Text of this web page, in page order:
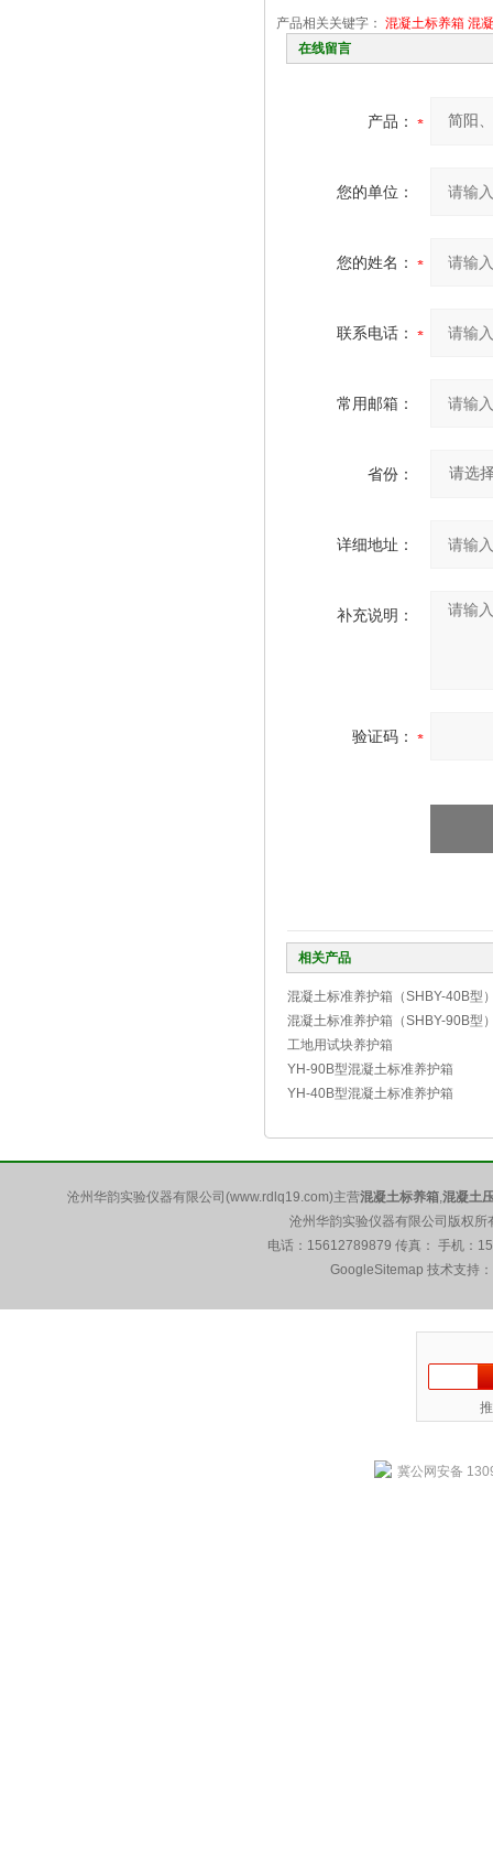
产品相关关键字： 混凝土标养箱 混
在线留言
产品：
您的单位：
您的姓名：
联系电话：
常用邮箱：
省份：
详细地址：
补充说明：
验证码：
相关产品
混凝土标准养护箱（SHBY-40B型
混凝土标准养护箱（SHBY-90B型
工地用试块养护箱
YH-90B型混凝土标准养护箱
YH-40B型混凝土标准养护箱
沧州华韵实验仪器有限公司(www.rdlq19.com)主营混凝土标养箱,混凝土
沧州华韵实验仪器有限公司版权
电话：15612789879 传真： 手机：
GoogleSitemap 技术支持
冀公网安备